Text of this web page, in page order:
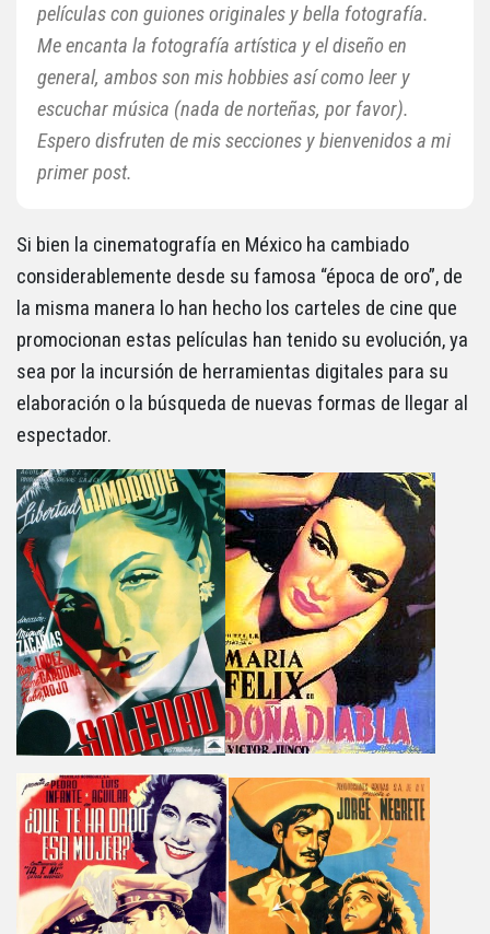
películas con guiones originales y bella fotografía.
Me encanta la fotografía artística y el diseño en
general, ambos son mis hobbies así como leer y
escuchar música (nada de norteñas, por favor).
Espero disfruten de mis secciones y bienvenidos a mi
primer post.
Si bien la cinematografía en México ha cambiado
considerablemente desde su famosa “época de oro”, de
la misma manera lo han hecho los carteles de cine que
promocionan estas películas han tenido su evolución, ya
sea por la incursión de herramientas digitales para su
elaboración o la búsqueda de nuevas formas de llegar al
espectador.